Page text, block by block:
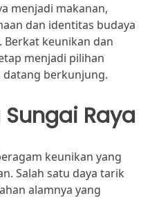
menjadi makanan,
dan identitas budaya
Berkat keunikan dan
menjadi pilihan
datang berkunjung.
Raya
keunikan yang
Salah satu daya tarik
alamnya yang